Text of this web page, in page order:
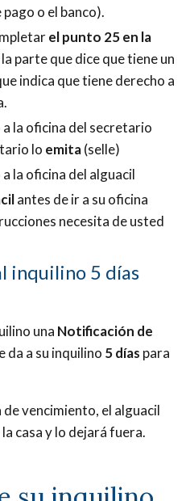
o el banco).
el punto 25 en la
la parte que dice que tiene un
indica que tiene derecho a
la oficina del secretario
lo emita(selle)
la oficina del alguacil
antes de ir a su oficina
necesita de usted
inquilino 5 días
una Notificación de
da a su inquilino 5 días para
de vencimiento, el alguacil
casa y lo dejará fuera.